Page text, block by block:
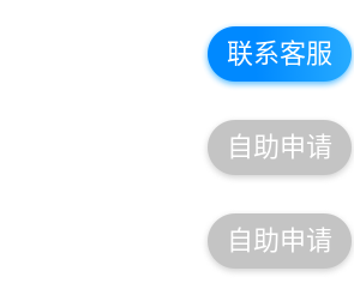
联系客服
自助申请
自助申请